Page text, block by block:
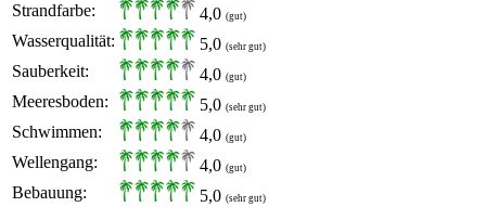
Strandfarbe: 4,0 (gut)
Wasserqualität: 5,0 (sehr gut)
Sauberkeit: 4,0 (gut)
Meeresboden: 5,0 (sehr gut)
Schwimmen: 4,0 (gut)
Wellengang: 4,0 (gut)
Bebauung: 5,0 (sehr gut)